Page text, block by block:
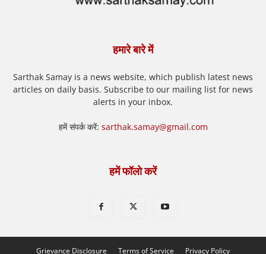
हमारे बारे में
Sarthak Samay is a news website, which publish latest news
articles on daily basis. Subscribe to our mailing list for news
alerts in your inbox.
हमें संपर्क करें: sarthak.samay@gmail.com
हमें फॉलो करें
Grievance Disclosure Terms of Service Privacy Policy